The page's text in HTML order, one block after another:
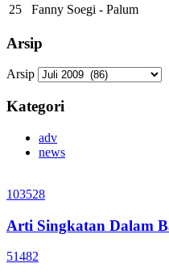
25
Fanny Soegi - Palum
Arsip
Arsip
Kategori
adv
news
103528
Arti Singkatan Dalam
51482